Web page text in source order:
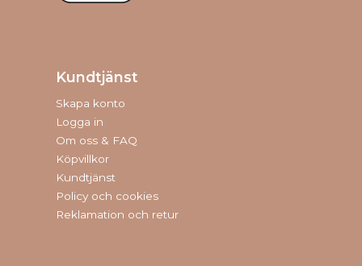
Kundtjänst
Skapa konto
Logga in
Om oss & FAQ
Köpvillkor
Kundtjänst
Policy och cookies
Reklamation och retur